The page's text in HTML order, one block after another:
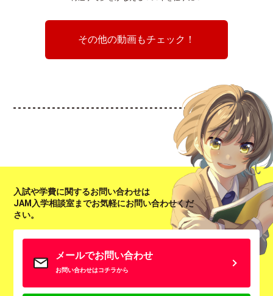
その他の動画もチェック！
入試や学費に関するお問い合わせは
JAM入学相談室までお気軽にお問い合わせくだ
さい。
メールでお問い合わせ
お問い合わせはコチラから